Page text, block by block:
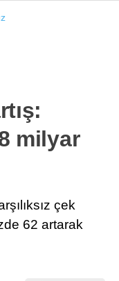
milyar
çek
62 artarak